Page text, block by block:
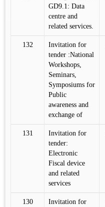
GD9.1: Data
centre and
related services.
132
Invitation for
tender :National
Workshops,
Seminars,
Symposiums for
Public
awareness and
exchange of
131
Invitation for
tender:
Electronic
Fiscal device
and related
services
130
Invitation for